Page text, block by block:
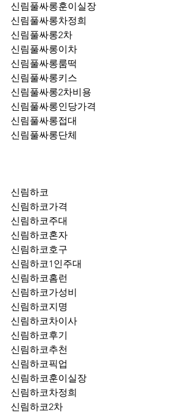
신림풀싸롱훈이실장
신림풀싸롱차정희
신림풀싸롱2차
신림풀싸롱이차
신림풀싸롱룸떡
신림풀싸롱키스
신림풀싸롱2차비용
신림풀싸롱인당가격
신림풀싸롱접대
신림풀싸롱단체
신림하코
신림하코가격
신림하코주대
신림하코혼자
신림하코호구
신림하코1인주대
신림하코홈런
신림하코가성비
신림하코지명
신림하코차이사
신림하코후기
신림하코추천
신림하코훈이실장
신림하코차정희
신림하코2차